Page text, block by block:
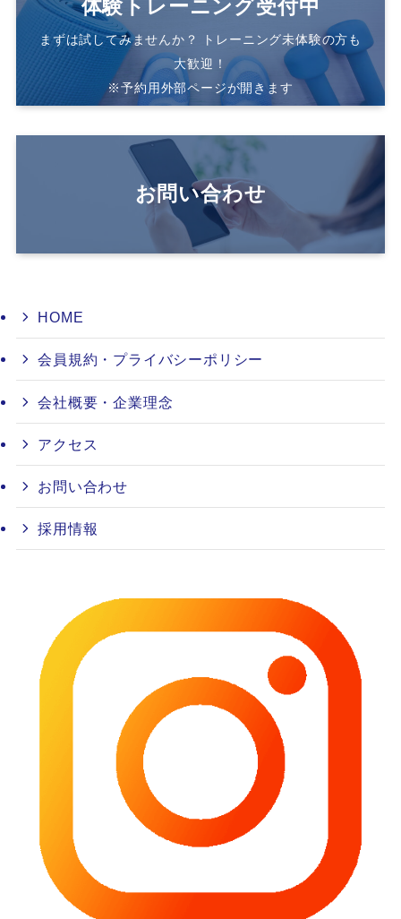
体験トレーニング受付中
まずは試してみませんか？ トレーニング未体験の方も
大歓迎！
※予約用外部ページが開きます
お問い合わせ
HOME
会員規約・プライバシーポリシー
会社概要・企業理念
アクセス
お問い合わせ
採用情報